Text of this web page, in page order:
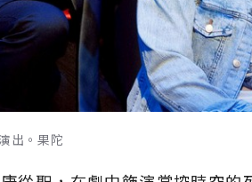
出。果陀